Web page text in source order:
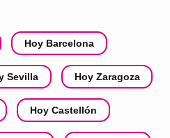
Hoy Barcelona
Sevilla Hoy Zaragoza
Hoy Castellón